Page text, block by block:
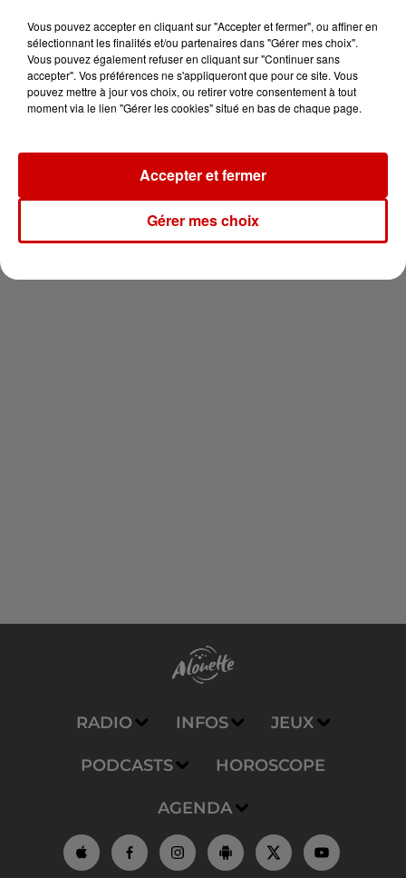
Destination Vacances : inscrivez-
vous !
Newsletter
RADIO INFOS JEUX
PODCASTS HOROSCOPE
AGENDA
Vous pouvez accepter en cliquant sur "Accepter et fermer", ou affiner en
sélectionnant les finalités et/ou partenaires dans "Gérer mes choix".
Vous pouvez également refuser en cliquant sur "Continuer sans
accepter". Vos préférences ne s'appliqueront que pour ce site. Vous
pouvez mettre à jour vos choix, ou retirer votre consentement à tout
moment via le lien "Gérer les cookies" situé en bas de chaque page.
Gérer mes choix
Accepter et fermer